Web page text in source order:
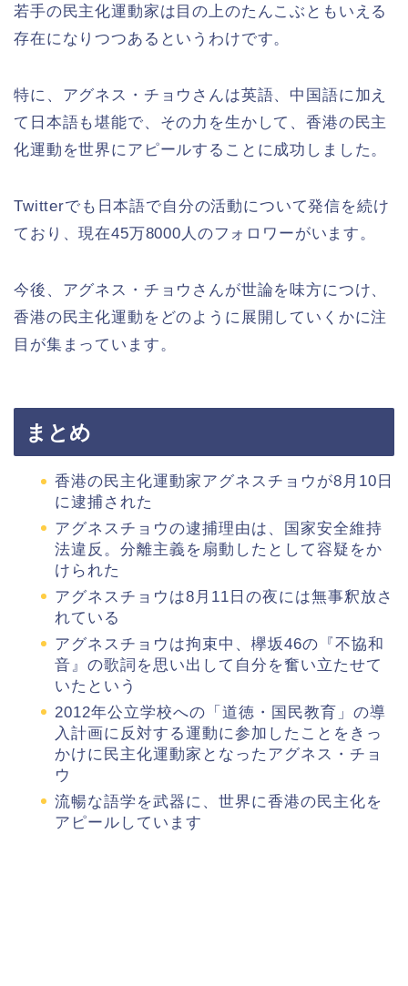
若手の民主化運動家は目の上のたんこぶともいえる
存在になりつつあるというわけです。
特に、アグネス・チョウさんは英語、中国語に加え
て日本語も堪能で、その力を生かして、香港の民主
化運動を世界にアピールすることに成功しました。
Twitterでも日本語で自分の活動について発信を続け
ており、現在45万8000人のフォロワーがいます。
今後、アグネス・チョウさんが世論を味方につけ、
香港の民主化運動をどのように展開していくかに注
目が集まっています。
まとめ
香港の民主化運動家アグネスチョウが8月10日
に逮捕された
アグネスチョウの逮捕理由は、国家安全維持
法違反。分離主義を扇動したとして容疑をか
けられた
アグネスチョウは8月11日の夜には無事釈放さ
れている
アグネスチョウは拘束中、欅坂46の『不協和
音』の歌詞を思い出して自分を奮い立たせて
いたという
2012年公立学校への「道徳・国民教育」の導
入計画に反対する運動に参加したことをきっ
かけに民主化運動家となったアグネス・チョ
ウ
流暢な語学を武器に、世界に香港の民主化を
アピールしています